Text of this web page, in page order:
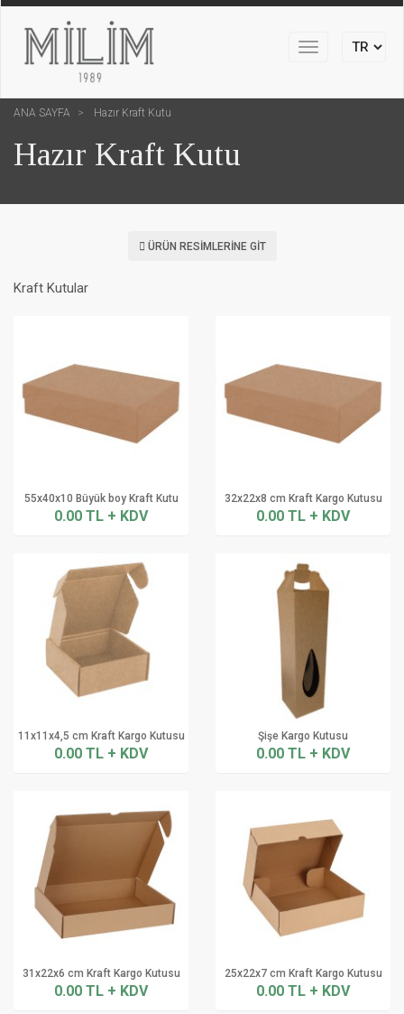
Toggle
ANA SAYFA Hazır Kraft Kutu
Hazır Kraft Kutu
ÜRÜN RESIMLERINE GIT
Kraft Kutular
55x40x10 Büyük boy Kraft Kutu
0.00 TL + KDV
32x22x8 cm Kraft Kargo Kutusu
0.00 TL + KDV
11x11x4,5 cm Kraft Kargo Kutusu
0.00 TL + KDV
Şişe Kargo Kutusu
0.00 TL + KDV
31x22x6 cm Kraft Kargo Kutusu
0.00 TL + KDV
25x22x7 cm Kraft Kargo Kutusu
0.00 TL + KDV